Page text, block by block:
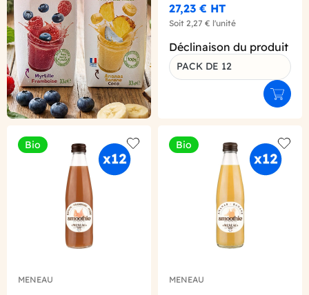
27,23 € HT
Soit 2,27 € l'unité
Déclinaison du produit
PACK DE 12
Bio
Add to wishlist
MENEAU
Bio
Add
MENEAU